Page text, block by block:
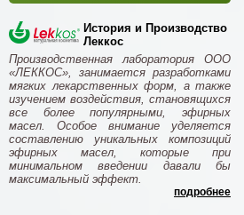
История и Производство
Леккос
Производственная лаборатория ООО
«ЛЕККОС», занимается разработками
мягких лекарственных форм, а также
изучением воздействия, становящихся
все более популярными, эфирных
масел. Особое внимание уделяется
составлению уникальных композиций
эфирных масел, которые при
минимальном введении давали бы
максимальный эффект.
подробнее